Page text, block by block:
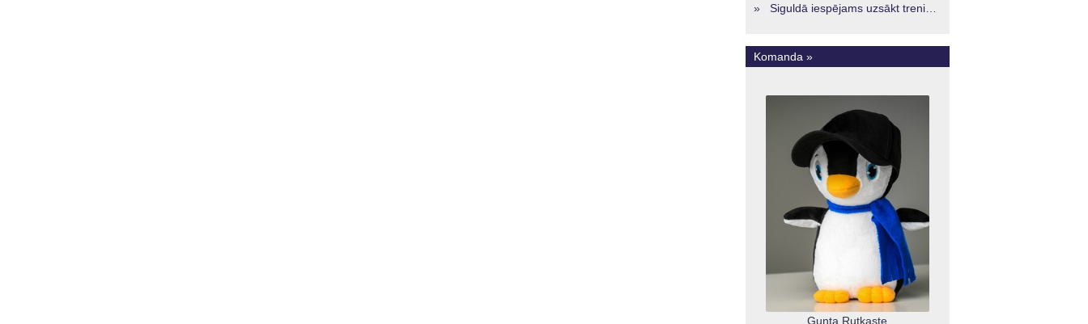
»Siguldā iespējams uzsākt treniņus kamaniņu sportā – vide, kur veidojas nākamā sportistu paaudze
Komanda »
Gunta Rutkaste